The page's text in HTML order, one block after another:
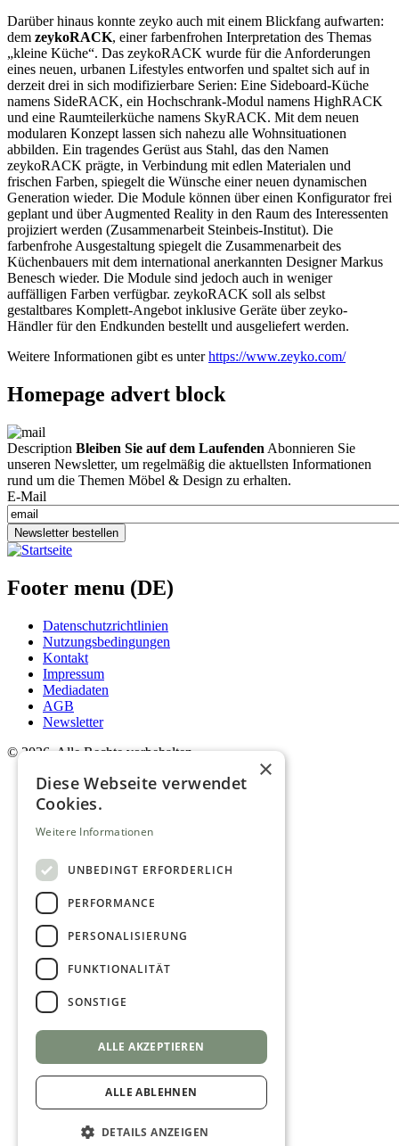
Darüber hinaus konnte zeyko auch mit einem Blickfang aufwarten:
dem zeykoRACK, einer farbenfrohen Interpretation des Themas
„kleine Küche“. Das zeykoRACK wurde für die Anforderungen
eines neuen, urbanen Lifestyles entworfen und spaltet sich auf in
derzeit drei in sich modifizierbare Serien: Eine Sideboard-Küche
namens SideRACK, ein Hochschrank-Modul namens HighRACK
und eine Raumteilerküche namens SkyRACK. Mit dem neuen
modularen Konzept lassen sich nahezu alle Wohnsituationen
abbilden. Ein tragendes Gerüst aus Stahl, das den Namen
zeykoRACK prägte, in Verbindung mit edlen Materialen und
frischen Farben, spiegelt die Wünsche einer neuen dynamischen
Generation wieder. Die Module können über einen Konfigurator frei
geplant und über Augmented Reality in den Raum des Interessenten
projiziert werden (Zusammenarbeit Steinbeis-Institut). Die
farbenfrohe Ausgestaltung spiegelt die Zusammenarbeit des
Küchenbauers mit dem international anerkannten Designer Markus
Benesch wieder. Die Module sind jedoch auch in weniger
auffälligen Farben verfügbar. zeykoRACK soll als selbst
gestaltbares Komplett-Angebot inklusive Geräte über zeyko-
Händler für den Endkunden bestellt und ausgeliefert werden.
Weitere Informationen gibt es unterhttps://www.zeyko.com/
Homepage advert block
Description Bleiben Sie auf dem Laufenden Abonnieren Sie
unseren Newsletter, um regelmäßig die aktuellsten Informationen
rund um die Themen Möbel & Design zu erhalten.
E-Mail
Newsletter bestellen
Footer menu (DE)
Datenschutzrichtlinien
Nutzungsbedingungen
Kontakt
Impressum
Mediadaten
AGB
Newsletter
© 2026. Alle Rechte vorbehalten.
×
Diese Webseite verwendet
Cookies.
Weitere Informationen
UNBEDINGT ERFORDERLICH
PERFORMANCE
PERSONALISIERUNG
FUNKTIONALITÄT
SONSTIGE
ALLE AKZEPTIEREN
ALLE ABLEHNEN
DETAILS ANZEIGEN